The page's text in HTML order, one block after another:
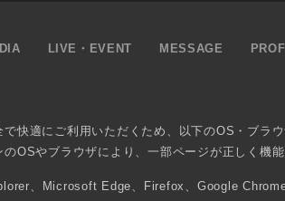
LIVE・EVENT MESSAGE
快適にご利用いただくため、以下のOS・ブラ
OSやブラウザにより、一部ページが正しく機能
、Microsoft Edge、Firefox、Google